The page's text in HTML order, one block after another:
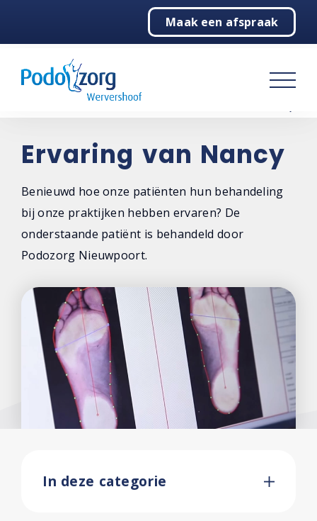
Maak een afspraak
Podologie
Contact
Ervaring van Nancy
Benieuwd hoe onze patiënten hun behandeling
bij onze praktijken hebben ervaren? De
onderstaande patiënt is behandeld door
Podozorg Nieuwpoort.
In deze categorie